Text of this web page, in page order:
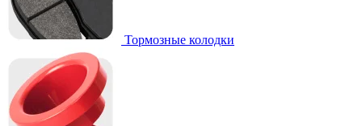
Тормозные колодки